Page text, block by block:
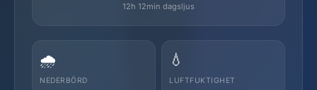
12h 12min dagsljus
🌧️
NEDERBÖRD
💧
LUFTFUKTIGHET